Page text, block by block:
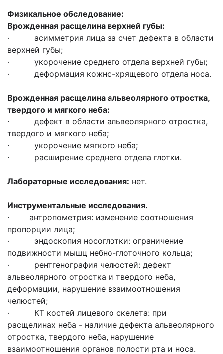
Физикальное обследование:
Врожденная расщелина верхней губы:
· асимметрия лица за счет дефекта в области
верхней губы;
· укорочение среднего отдела верхней губы;
· деформация кожно-хрящевого отдела носа.
Врожденная расщелина альвеолярного отростка,
твердого и мягкого неба:
· дефект в области альвеолярного отростка,
твердого и мягкого неба;
· укорочение мягкого неба;
· расширение среднего отдела глотки.
Лабораторные исследования: нет.
Инструментальные исследования.
· антропометрия: изменение соотношения
пропорции лица;
· эндоскопия носоглотки: ограничение
подвижности мышц небно-глоточного кольца;
· рентгенография челюстей: дефект
альвеолярного отростка и твердого неба,
деформации, нарушение взаимоотношения
челюстей;
· КТ костей лицевого скелета: при
расщелинах неба - наличие дефекта альвеолярного
отростка, твердого неба, нарушение
взаимоотношения органов полости рта и носа.